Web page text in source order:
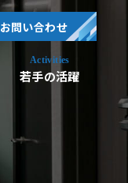
お問い合わせ
若手の活躍